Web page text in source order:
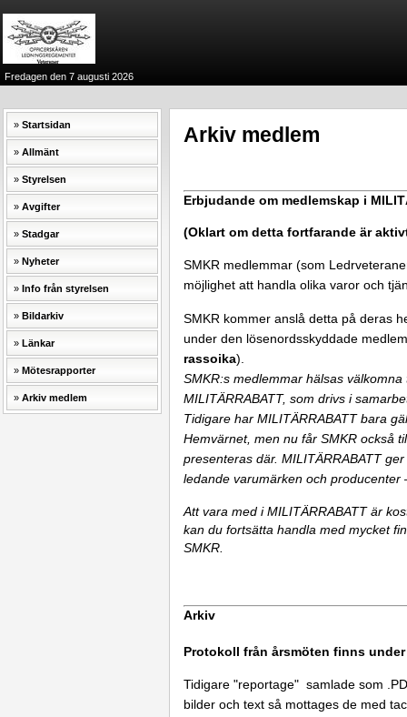
Fredagen den 7 augusti 2026
Startsidan
Allmänt
Styrelsen
Avgifter
Stadgar
Nyheter
Info från styrelsen
Bildarkiv
Länkar
Mötesrapporter
Arkiv medlem
Arkiv medlem
Erbjudande om medlemskap i
(Oklart om detta fortfarande är
SMKR medlemmar (som
möjlighet att handla olika varor och
SMKR kommer anslå detta på deras
under den lösenordsskyddade
rassoika).
SMKR:s medlemmar hälsas
MILITÄRRABATT, som drivs i
Tidigare har MILITÄRRABATT bara
Hemvärnet, men nu får SMKR också
presenteras där. MILITÄRRABATT
ledande varumärken och
Att vara med i MILITÄRRABATT är
kan du fortsätta handla med mycket
SMKR.
Arkiv
Protokoll från årsmöten finns
Tidigare "reportage" samlade som
bilder och text så mottages de med